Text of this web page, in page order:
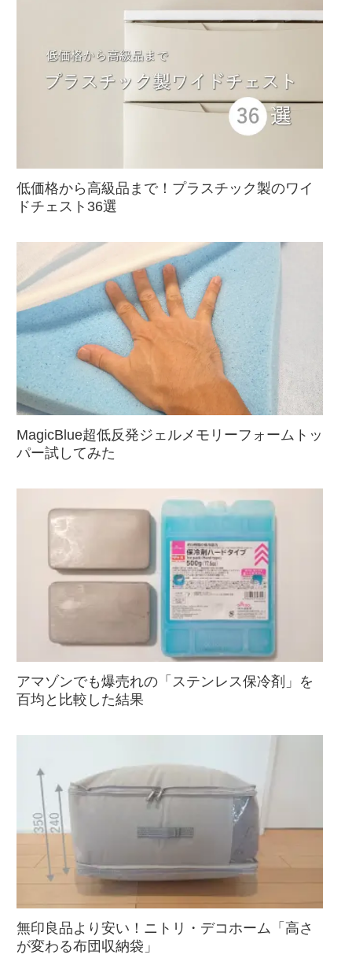
低価格から高級品まで！プラスチック製のワイ
ドチェスト36選
MagicBlue超低反発ジェルメモリーフォームトッ
パー試してみた
アマゾンでも爆売れの「ステンレス保冷剤」を
百均と比較した結果
無印良品より安い！ニトリ・デコホーム「高さ
が変わる布団収納袋」